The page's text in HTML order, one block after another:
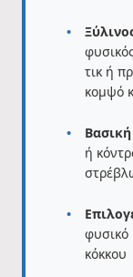
τικ ή
κομψό
ή
φυσικό
κόκκου